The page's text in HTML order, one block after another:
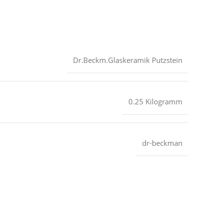
‎Dr.Beckm.Glaskeramik Putzstein
‎0.25 Kilogramm
dr-beckman